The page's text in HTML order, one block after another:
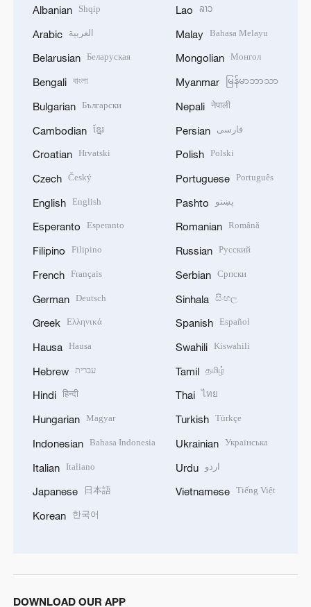
Albanian Shqip
Arabic العربية
Belarusian Беларуская
Bengali বাংলা
Bulgarian Български
Cambodian ខ្មែរ
Croatian Hrvatski
Czech Český
English English
Esperanto Esperanto
Filipino Filipino
French Français
German Deutsch
Greek Ελληνικά
Hausa Hausa
Hebrew עברית
Hindi हिन्दी
Hungarian Magyar
Indonesian Bahasa Indonesia
Italian Italiano
Japanese 日本語
Korean 한국어
Lao ລາວ
Malay Bahasa Melayu
Mongolian Монгол
Myanmar မြန်မာဘာသာ
Nepali नेपाली
Persian فارسی
Polish Polski
Portuguese Português
Pashto پښتو
Romanian Română
Russian Русский
Serbian Српски
Sinhala සිංහල
Spanish Español
Swahili Kiswahili
Tamil தமிழ்
Thai ไทย
Turkish Türkçe
Ukrainian Українська
Urdu اردو
Vietnamese Tiếng Việt
DOWNLOAD OUR APP